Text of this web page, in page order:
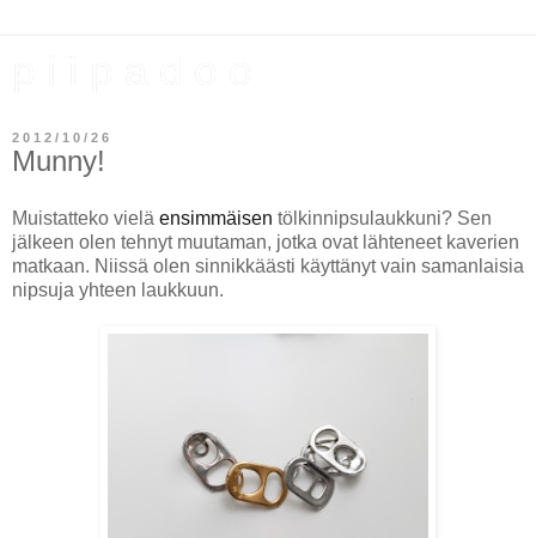
2012/10/26
Munny!
Muistatteko vielä ensimmäisen tölkinnipsulaukkuni? Sen
jälkeen olen tehnyt muutaman, jotka ovat lähteneet kaverien
matkaan. Niissä olen sinnikkäästi käyttänyt vain samanlaisia
nipsuja yhteen laukkuun.